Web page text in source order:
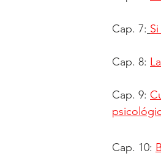
Cap. 7:
Cap. 8:
Cap. 9:
Cap. 10: